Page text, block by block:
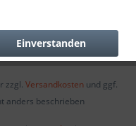
zzgl. Versandkosten und ggf.
anders beschrieben
Einverstanden